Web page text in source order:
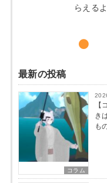
らえる
最新の投稿
コラム
【
き
も